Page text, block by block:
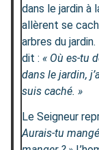
dans le jardin à
allèrent se
arbres du
dit : « Où es-tu
dans le jardin,
suis caché. »
Le Seigneur
Aurais-tu